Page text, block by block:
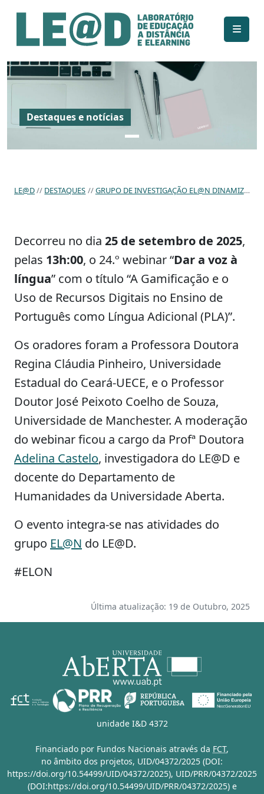
Ir para o conteúdo principal
Informações de acessibilidade
Mapa do site
Destaques e notícias
LE@D DESTAQUES GRUPO DE INVESTIGAÇÃO EL@N DINAMIZA WEBINAR SOBRE «GAMIFICAÇÃO E O USO DE RECURSOS DIGITAIS NO ENSINO DE PORTUGUÊS COMO LÍNGUA ADICIONAL (PLA)»
Decorreu no dia 25 de setembro de 2025,
pelas 13h:00, o 24.º webinar “Dar a voz à
língua” com o título “A Gamificação e o
Uso de Recursos Digitais no Ensino de
Português como Língua Adicional (PLA)”.
Os oradores foram a Professora Doutora
Regina Cláudia Pinheiro, Universidade
Estadual do Ceará-UECE, e o Professor
Doutor José Peixoto Coelho de Souza,
Universidade de Manchester. A moderação
do webinar ficou a cargo da Profª Doutora
Adelina Castelo, investigadora do LE@D e
docente do Departamento de
Humanidades da Universidade Aberta.
O evento integra-se nas atividades do
grupo EL@N do LE@D.
#ELON
Última atualização: 19 de Outubro, 2025
unidade I&D 4372
Financiado por Fundos Nacionais através da FCT,
no âmbito dos projetos, UID/04372/2025 (DOI:
https://doi.org/10.54499/UID/04372/2025), UID/PRR/04372/2025
(DOI:https://doi.org/10.54499/UID/PRR/04372/2025)e